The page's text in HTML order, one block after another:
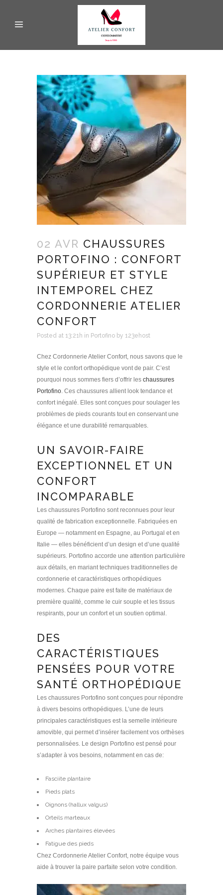
02 AVR CHAUSSURES
PORTOFINO : CONFORT
SUPÉRIEUR ET STYLE
INTEMPOREL CHEZ
CORDONNERIE ATELIER
CONFORT
Posted at 13:21h in Portofino by 123ehost
Chez Cordonnerie Atelier Confort, nous savons que le
style et le confort orthopédique vont de pair. C’est
pourquoi nous sommes fiers d’offrir les chaussures
Portofino. Ces chaussures allient look tendance et
confort inégalé. Elles sont conçues pour soulager les
problèmes de pieds courants tout en conservant une
élégance et une durabilité remarquables.
UN SAVOIR-FAIRE
EXCEPTIONNEL ET UN
CONFORT
INCOMPARABLE
Les chaussures Portofino sont reconnues pour leur
qualité de fabrication exceptionnelle. Fabriquées en
Europe — notamment en Espagne, au Portugal et en
Italie — elles bénéficient d’un design et d’une qualité
supérieurs. Portofino accorde une attention particulière
aux détails, en mariant techniques traditionnelles de
cordonnerie et caractéristiques orthopédiques
modernes. Chaque paire est faite de matériaux de
première qualité, comme le cuir souple et les tissus
respirants, pour un confort et un soutien optimal.
DES
CARACTÉRISTIQUES
PENSÉES POUR VOTRE
SANTÉ ORTHOPÉDIQUE
Les chaussures Portofino sont conçues pour répondre
à divers besoins orthopédiques. L’une de leurs
principales caractéristiques est la semelle intérieure
amovible, qui permet d’insérer facilement vos orthèses
personnalisées. Le design Portofino est pensé pour
s’adapter à vos besoins, notamment en cas de:
Fasciite plantaire
Pieds plats
Oignons (hallux valgus)
Orteils marteaux
Arches plantaires élevées
Fatigue des pieds
Chez Cordonnerie Atelier Confort, notre équipe vous
aide à trouver la paire parfaite selon votre condition.